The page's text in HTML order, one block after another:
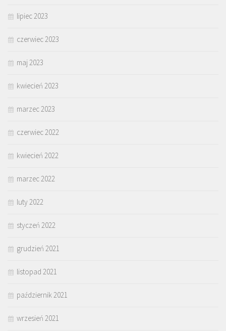
lipiec 2023
czerwiec 2023
maj 2023
kwiecień 2023
marzec 2023
czerwiec 2022
kwiecień 2022
marzec 2022
luty 2022
styczeń 2022
grudzień 2021
listopad 2021
październik 2021
wrzesień 2021